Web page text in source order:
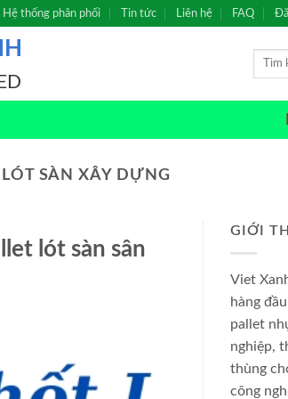
Hệ thống phân phối Tin tức Liên hệ FAQ
Tìm
SÀN XÂY DỰNG
lót sàn sân
GIỚI
Viet
hàng
pallet
nghiệp,
thùng
công